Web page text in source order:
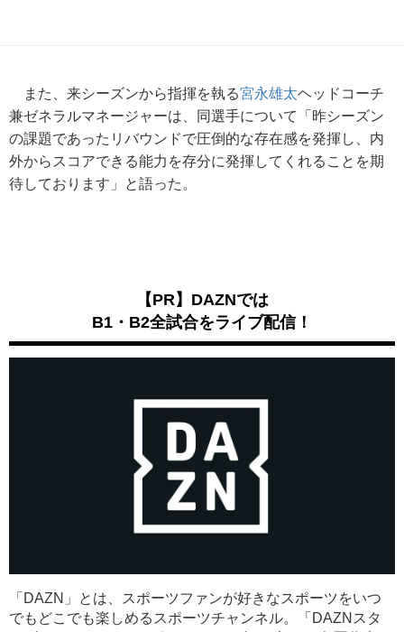
また、来シーズンから指揮を執る宮永雄太ヘッドコーチ
兼ゼネラルマネージャーは、同選手について「昨シーズン
の課題であったリバウンドで圧倒的な存在感を発揮し、内
外からスコアできる能力を存分に発揮してくれることを期
待しております」と語った。
【PR】DAZNでは
B1・B2全試合をライブ配信！
「DAZN」とは、スポーツファンが好きなスポーツをいつ
でもどこでも楽しめるスポーツチャンネル。「DAZNスタ